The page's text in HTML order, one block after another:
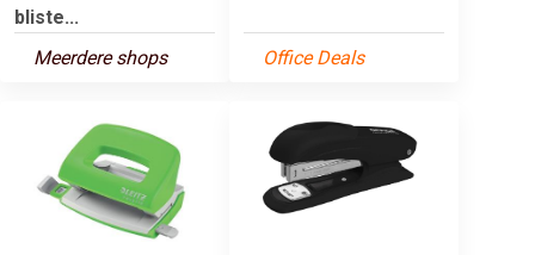
bliste...
Meerdere shops
Office Deals